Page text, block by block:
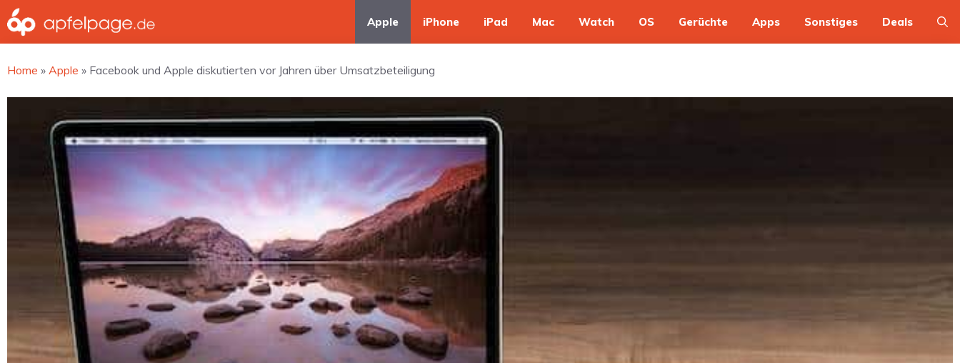
Zum
Inhalt
springen
Apple iPhone iPad Mac Watch OS Gerüchte Apps Sonstiges Deals
Home » Apple » Facebook und Apple diskutierten vor Jahren über Umsatzbeteiligung